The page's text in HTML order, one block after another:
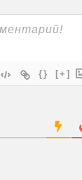
{} [+]